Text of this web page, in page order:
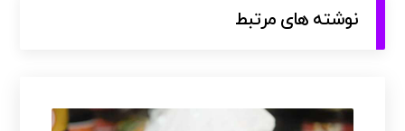
نوشته های مرتبط